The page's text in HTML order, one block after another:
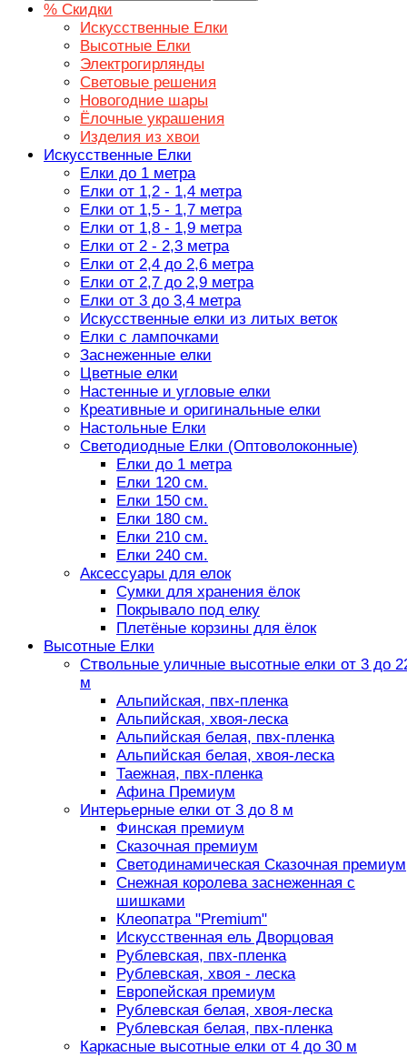
% Скидки
Искусственные Елки
Высотные Елки
Электрогирлянды
Световые решения
Новогодние шары
Ёлочные украшения
Изделия из хвои
Искусственные Елки
Елки до 1 метра
Елки от 1,2 - 1,4 метра
Елки от 1,5 - 1,7 метра
Елки от 1,8 - 1,9 метра
Елки от 2 - 2,3 метра
Елки от 2,4 до 2,6 метра
Елки от 2,7 до 2,9 метра
Елки от 3 до 3,4 метра
Искусственные елки из литых веток
Елки с лампочками
Заснеженные елки
Цветные елки
Настенные и угловые елки
Креативные и оригинальные елки
Настольные Елки
Светодиодные Елки (Оптоволоконные)
Елки до 1 метра
Елки 120 см.
Елки 150 см.
Елки 180 см.
Елки 210 см.
Елки 240 см.
Аксессуары для елок
Сумки для хранения ёлок
Покрывало под елку
Плетёные корзины для ёлок
Высотные Елки
Ствольные уличные высотные елки от 3 до
м
Альпийская, пвх-пленка
Альпийская, хвоя-леска
Альпийская белая, пвх-пленка
Альпийская белая, хвоя-леска
Таежная, пвх-пленка
Афина Премиум
Интерьерные елки от 3 до 8 м
Финская премиум
Сказочная премиум
Светодинамическая Сказочная премиум
Снежная королева заснеженная с
шишками
Клеопатра "Premium"
Искусственная ель Дворцовая
Рублевская, пвх-пленка
Рублевская, хвоя - леска
Европейская премиум
Рублевская белая, хвоя-леска
Рублевская белая, пвх-пленка
Каркасные высотные елки от 4 до 30 м